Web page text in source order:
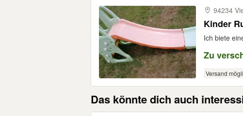
94234
Kinder
Ich biete
Zu
Versand
Das könnte dich auch